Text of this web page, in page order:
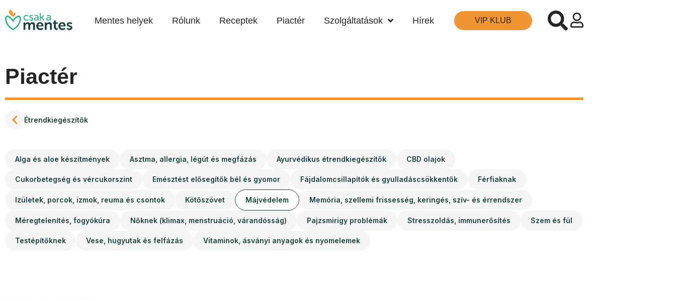
Mentes helyek Rólunk Receptek Piactér Szolgáltatások Hírek VIP KLUB
Piactér
Étrendkiegészítők
Alga és aloe készítmények Asztma, allergia, légút és megfázás Ayurvédikus étrendkiegészítők CBD olajok
Cukorbetegség és vércukorszint Emésztést elősegítők bél és gyomor Fájdalomcsillapítók és gyulladáscsökkentők Férfiaknak
Izületek, porcok, izmok, reuma és csontok Kötőszövet Májvédelem Memória, szellemi frissesség, keringés, szív- és érrendszer
Méregtelenítés, fogyókúra Nőknek (klimax, menstruáció, várandósság) Pajzsmirigy problémák Stresszoldás, immunerősítés Szem és fül
Testépítőknek Vese, hugyutak és felfázás Vitaminok, ásványi anyagok és nyomelemek